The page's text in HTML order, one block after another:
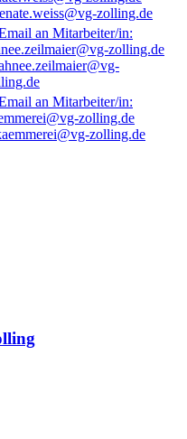
zolling.de
zolling.de